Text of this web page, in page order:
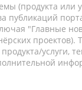
(продукта или
публикаций
"Главные
услуги,